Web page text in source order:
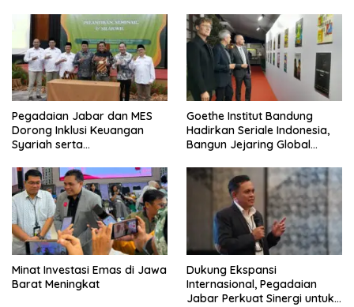
Pegadaian Jabar dan MES
Dorong Inklusi Keuangan
Syariah serta
Goethe Institut Bandung
Hadirkan Seriale Indonesia,
Bangun Jejaring Global
Minat Investasi Emas di Jawa
Barat Meningkat
Dukung Ekspansi
Internasional, Pegadaian
Jabar Perkuat Sinergi untuk